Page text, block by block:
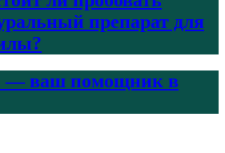
препарат для
— ваш помощник в